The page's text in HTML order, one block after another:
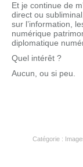
Et je continue de
direct ou
sur l’information,
numérique
diplomatique
Quel intérêt ?
Aucun, ou si peu.
Catégorie :